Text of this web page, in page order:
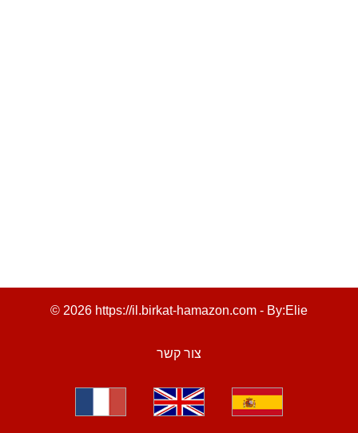
© 2026 https://il.birkat-hamazon.com - By:Elie
צור קשר